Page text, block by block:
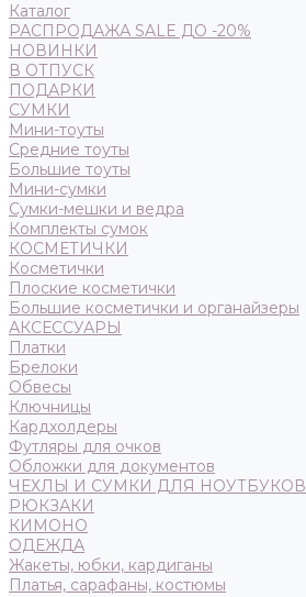
Каталог
РАСПРОДАЖА SALE ДО -20%
НОВИНКИ
В ОТПУСК
ПОДАРКИ
СУМКИ
Мини-тоуты
Средние тоуты
Большие тоуты
Мини-сумки
Сумки-мешки и ведра
Комплекты сумок
КОСМЕТИЧКИ
Косметички
Плоские косметички
Большие косметички и органайзеры
АКСЕССУАРЫ
Платки
Брелоки
Обвесы
Ключницы
Кардхолдеры
Футляры для очков
Обложки для документов
ЧЕХЛЫ И СУМКИ ДЛЯ НОУТБУКОВ
РЮКЗАКИ
КИМОНО
ОДЕЖДА
Жакеты, юбки, кардиганы
Платья, сарафаны, костюмы